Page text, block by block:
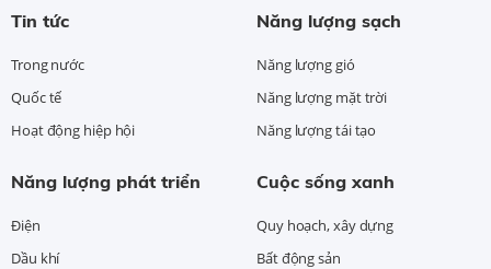
Tin tức
Trong nước
Quốc tế
Hoạt động hiệp hội
Năng lượng sạch
Năng lượng gió
Năng lượng mặt trời
Năng lượng tái tạo
Năng lượng phát triển
Điện
Dầu khí
Cuộc sống xanh
Quy hoạch, xây dựng
Bất động sản